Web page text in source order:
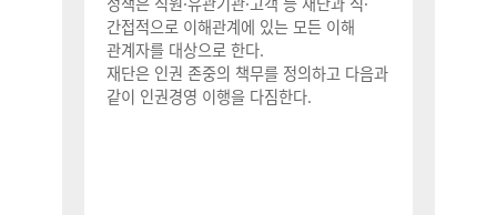
간접적으로 이해관계에 있는 모든 이해
관계자를 대상으로 한다.
재단은 인권 존중의 책무를 정의하고 다음과
같이 인권경영 이행을 다짐한다.